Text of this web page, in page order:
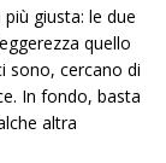
giusta: le due
quello
sono, cercano di
In fondo, basta
altra